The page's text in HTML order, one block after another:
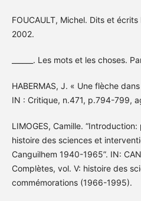
FOUCAULT, Michel. Dits et
2002.
______. Les mots et les choses.
HABERMAS, J. « Une flèche
IN : Critique, n.471, p.794-799,
LIMOGES, Camille.
histoire des sciences et
Canguilhem 1940-1965”. IN:
Complètes, vol. V: histoire des
commémorations (1966-1995).